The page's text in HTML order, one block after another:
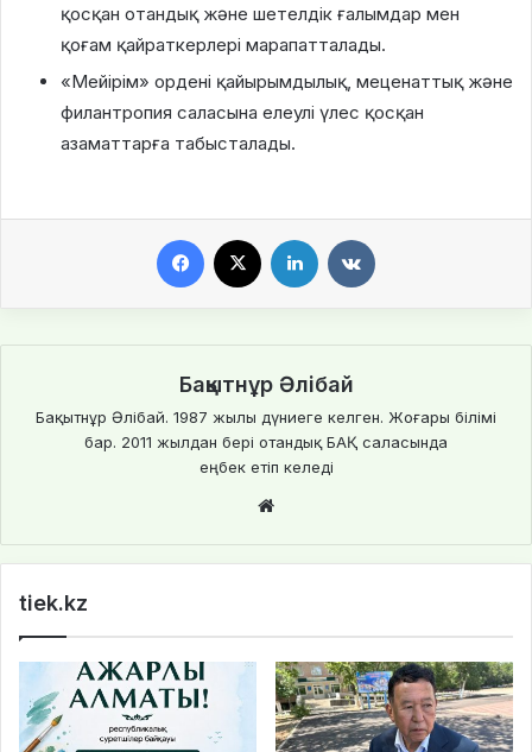
қосқан отандық және шетелдік ғалымдар мен
қоғам қайраткерлері марапатталады.
«Мейірім» ордені қайырымдылық, меценаттық және
филантропия саласына елеулі үлес қосқан
азаматтарға табысталады.
Бақытнұр Әлібай
Бақытнұр Әлібай. 1987 жылы дүниеге келген. Жоғары білімі
бар. 2011 жылдан бері отандық БАҚ саласында
еңбек етіп келеді
te
tiek.kz